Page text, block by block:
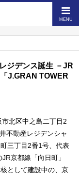
MENU
ジデンス誕生 －JR
J.GRAN TOWER
北区中之島二丁目2
不動産レジデンシャ
三丁目2番1号、代表
京都線「向日町」
として建設中の、京